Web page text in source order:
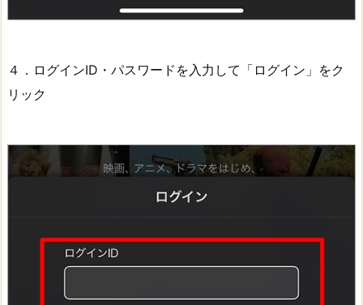
４．ログインID・パスワードを入力して「ログイン」をク
リック